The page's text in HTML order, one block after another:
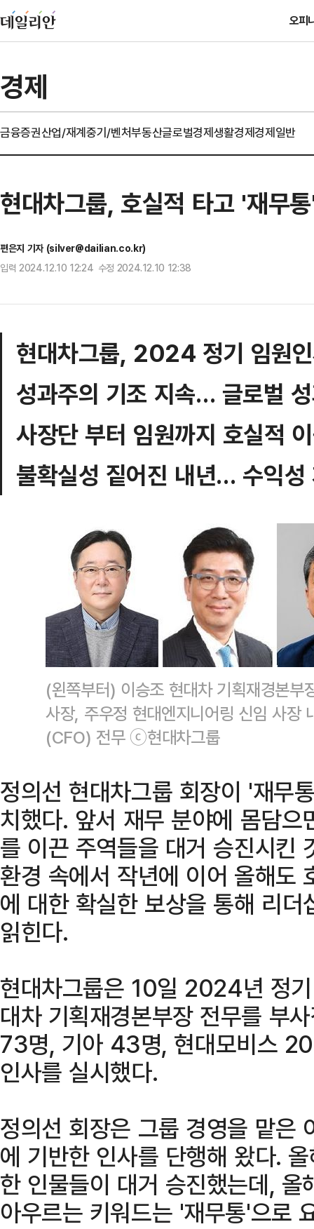
오피
경제
금융증권산업/재계중기/벤처부동산글로벌경제생활경제경제일반
현대차그룹, 호실적 타고 '재무
편은지 기자 (silver@dailian.co.kr)
입력 2024.12.10 12:24 수정 2024.12.10 12:38
현대차그룹, 2024 정기 임원
성과주의 기조 지속… 글로벌
사장단 부터 임원까지 호실적
불확실성 짙어진 내년… 수익
(왼쪽부터) 이승조 현대차 기획재경본
사장, 주우정 현대엔지니어링 신임 사장
(CFO) 전무 ⓒ현대차그룹
정의선 현대차그룹 회장이 '재무
치했다. 앞서 재무 분야에 몸담
를 이끈 주역들을 대거 승진시킨
환경 속에서 작년에 이어 올해도
에 대한 확실한 보상을 통해 리
읽힌다.
현대차그룹은 10일 2024년 정
대차 기획재경본부장 전무를 부
73명, 기아 43명, 현대모비스
인사를 실시했다.
정의선 회장은 그룹 경영을 맡은
에 기반한 인사를 단행해 왔다.
한 인물들이 대거 승진했는데,
아우르는 키워드는 '재무통'으로